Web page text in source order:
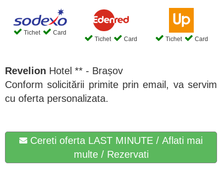
Tichet
Card
Tichet
Card Tichet Card
Revelion Hotel ** - Brașov
Conform solicitării primite prin email, va servim
cu oferta personalizata.
Cereti oferta LAST MINUTE / Aflati mai
multe / Rezervati